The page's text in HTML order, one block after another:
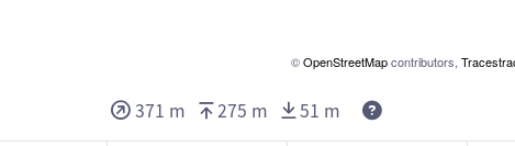
©OpenStreetMapcontributors,
371 m 275 m 51 m